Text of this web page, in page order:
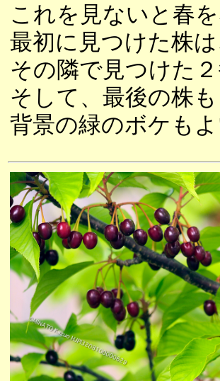
これを見ないと春
最初に見つけた株
その隣で見つけた
そして、最後の株
背景の緑のボケも